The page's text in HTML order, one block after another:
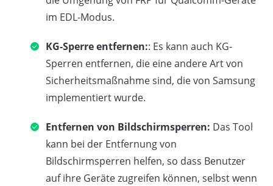
im EDL-Modus.
KG-Sperre entfernen:: Es kann auch KG-
Sperren entfernen, die eine andere Art von
Sicherheitsmaßnahme sind, die von Samsung
implementiert wurde.
Entfernen von Bildschirmsperren: Das Tool
kann bei der Entfernung von
Bildschirmsperren helfen, so dass Benutzer
auf ihre Geräte zugreifen können, selbst wenn